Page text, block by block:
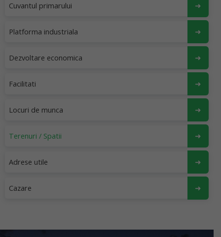
Cuvantul primarului
Platforma industriala
Dezvoltare economica
Facilitati
Locuri de munca
Terenuri / Spatii
Adrese utile
Cazare